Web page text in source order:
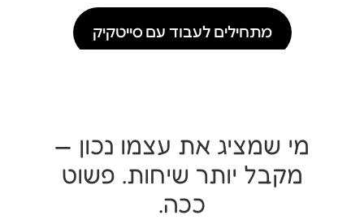
מתחילים לעבוד עם סייטקיק
מי שמציג את עצמו נכון —
מקבל יותר שיחות. פשוט
ככה.